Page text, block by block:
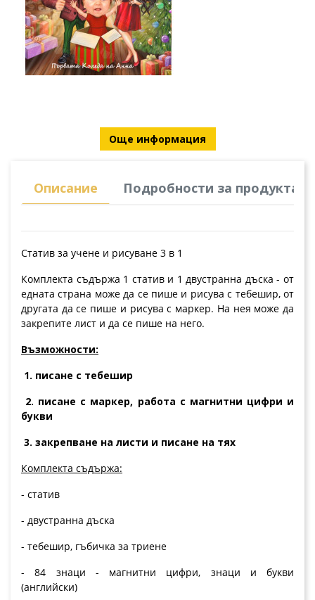
Още информация
Описание Подробности за продукта
Статив за учене и рисуване 3 в 1
Комплекта съдържа 1 статив и 1 двустранна дъска - от
едната страна може да се пише и рисува с тебешир, от
другата да се пише и рисува с маркер. На нея може да
закрепите лист и да се пише на него.
Възможности:
1. писане с тебешир
2. писане с маркер, работа с магнитни цифри и
букви
3. закрепване на листи и писане на тях
Комплекта съдържа:
- статив
- двустранна дъска
- тебешир, гъбичка за триене
- 84 знаци - магнитни цифри, знаци и букви
(английски)